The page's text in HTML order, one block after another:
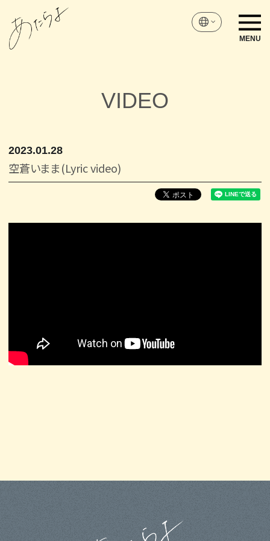
VIDEO
2023 01 28
空蒼いまま(Lyric video)